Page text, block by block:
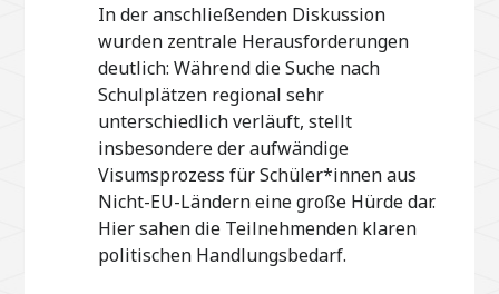
In der anschließenden Diskussion
wurden zentrale Herausforderungen
deutlich: Während die Suche nach
Schulplätzen regional sehr
unterschiedlich verläuft, stellt
insbesondere der aufwändige
Visumsprozess für Schüler*innen aus
Nicht-EU-Ländern eine große Hürde dar.
Hier sahen die Teilnehmenden klaren
politischen Handlungsbedarf.